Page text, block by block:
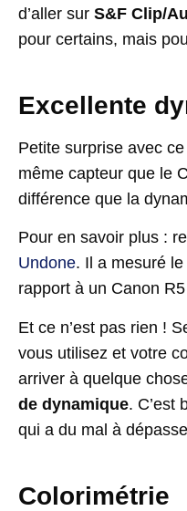
d’aller sur S&F Clip/
pour certains, mais
Excellente
Petite surprise avec
même capteur que le
différence que la
Pour en savoir plus :
Undone. Il a mesuré
rapport à un Canon
Et ce n’est pas rien !
vous utilisez et votre
arriver à quelque
de dynamique. C’est
qui a du mal à
Colorimétrie